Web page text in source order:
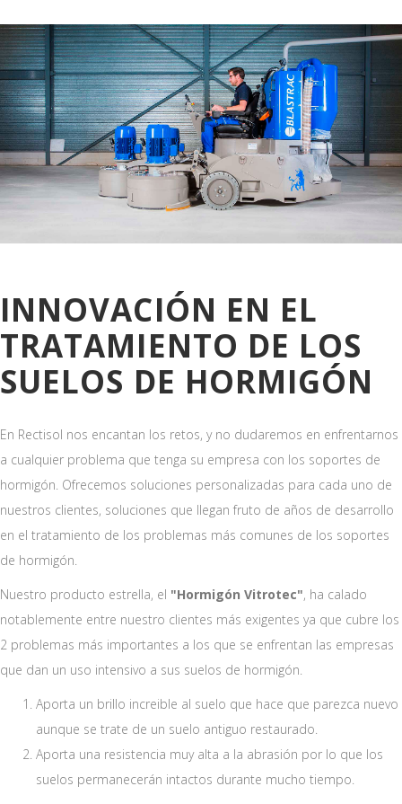
INNOVACIÓN EN EL
TRATAMIENTO DE LOS
SUELOS DE HORMIGÓN
En Rectisol nos encantan los retos, y no dudaremos en enfrentarnos
a cualquier problema que tenga su empresa con los soportes de
hormigón. Ofrecemos soluciones personalizadas para cada uno de
nuestros clientes, soluciones que llegan fruto de años de desarrollo
en el tratamiento de los problemas más comunes de los soportes
de hormigón.
Nuestro producto estrella, el "Hormigón Vitrotec", ha calado
notablemente entre nuestro clientes más exigentes ya que cubre los
2 problemas más importantes a los que se enfrentan las empresas
que dan un uso intensivo a sus suelos de hormigón.
Aporta un brillo increible al suelo que hace que parezca nuevo
aunque se trate de un suelo antiguo restaurado.
Aporta una resistencia muy alta a la abrasión por lo que los
suelos permanecerán intactos durante mucho tiempo.